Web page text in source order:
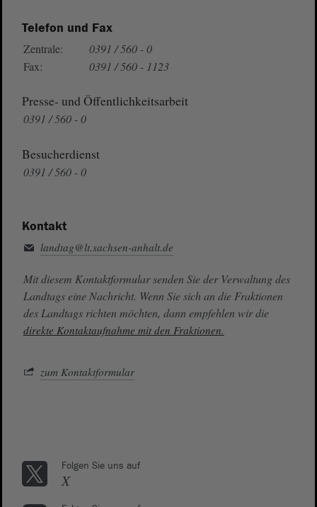
Telefon und Fax
Zentrale:
0391 / 560 - 0
Fax:
0391 / 560 - 1123
Presse- und Öffentlichkeitsarbeit
0391 / 560 - 0
Besucherdienst
0391 / 560 - 0
Kontakt
landtag@lt.sachsen-anhalt.de
Mit diesem Kontaktformular senden Sie der Verwaltung des
Landtags eine Nachricht. Wenn Sie sich an die Fraktionen
des Landtags richten möchten, dann empfehlen wir die
direkte Kontaktaufnahme mit den Fraktionen.
zum Kontaktformular
Folgen Sie uns auf
X